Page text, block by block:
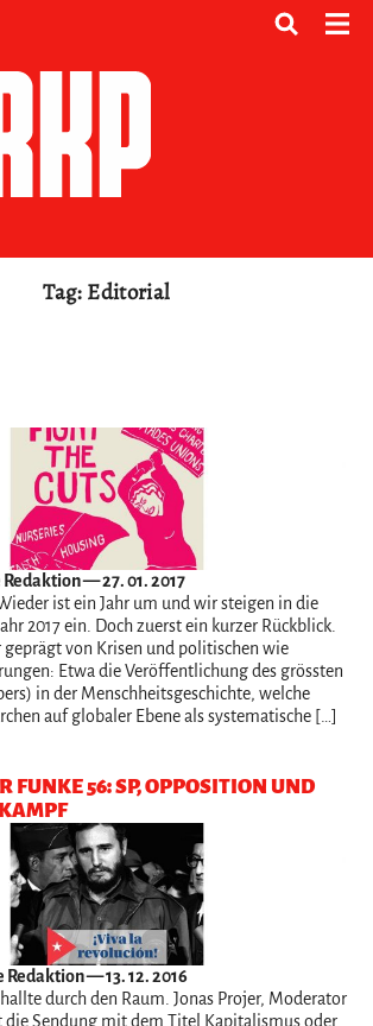
Tag: Editorial
— 27. 01. 2017
ist ein Jahr um und wir steigen in die
2017 ein. Doch zuerst ein kurzer Rückblick.
geprägt von Krisen und politischen wie
Etwa die Veröffentlichung des grössten
in der Menschheitsgeschichte, welche
auf globaler Ebene als systematische […]
FUNKE 56: SP, OPPOSITION UND
— 13. 12. 2016
durch den Raum. Jonas Projer, Moderator
die Sendung mit dem Titel Kapitalismus oder